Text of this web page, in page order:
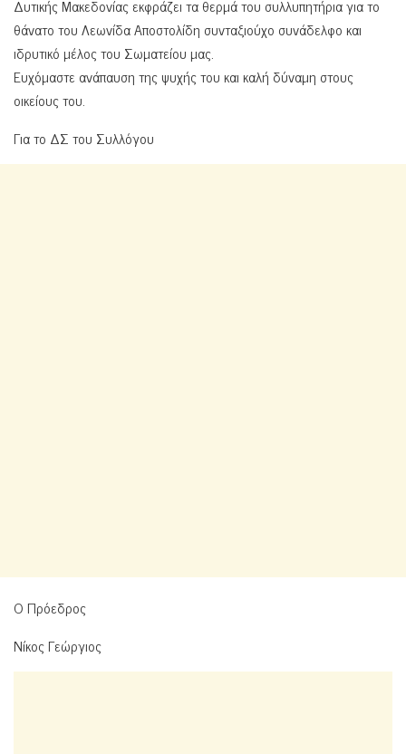
Δυτικής Μακεδονίας εκφράζει τα θερμά του συλλυπητήρια για το
θάνατο του Λεωνίδα Αποστολίδη συνταξιούχο συνάδελφο και
ιδρυτικό μέλος του Σωματείου μας.
Ευχόμαστε ανάπαυση της ψυχής του και καλή δύναμη στους
οικείους του.
Για το ΔΣ του Συλλόγου
Ο Πρόεδρος
Νίκος Γεώργιος